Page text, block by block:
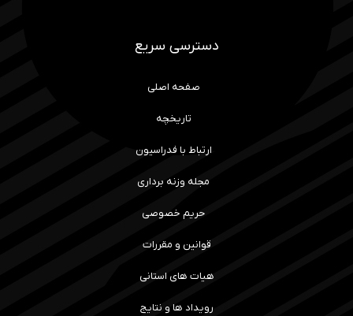
دسترسی سریع
صفحه اصلی
تاریخچه
ارتباط با فدراسیون
مجله وزنه برداری
حریم خصوصی
قوانین و مقررات
هیات های استانی
رویداد ها و نتایج